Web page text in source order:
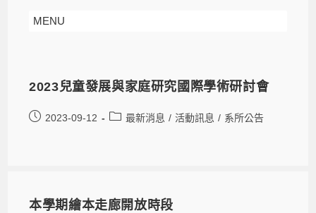
MENU
2023兒童發展與家庭研究國際學術研討會
2023-09-12 最新消息 / 活動訊息 / 系所公告
本學期繪本走廊開放時段